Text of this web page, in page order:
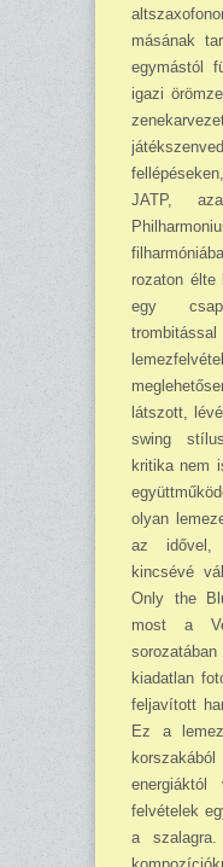
másának
egymástól
igazi
JATP,
rozaton
egy
látszott,
swing
kritika nem
olyan
az
kincsévé
Only the
most a
kiadatlan
feljavított
Ez a
felvételek
a